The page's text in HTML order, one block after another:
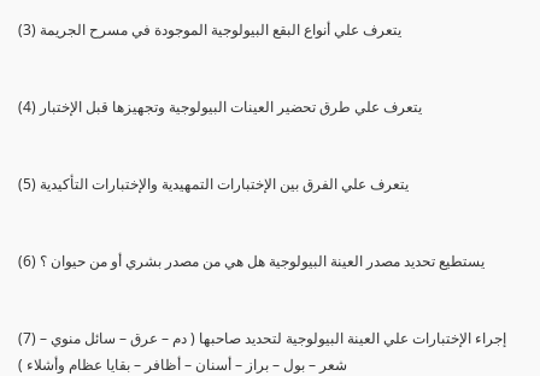
(3) يتعرف علي أنواع البقع البيولوجية الموجودة في مسرح الجريمة
(4) يتعرف علي طرق تحضير العينات البيولوجية وتجهيزها قبل الإختبار
(5) يتعرف علي الفرق بين الإختبارات التمهيدية والإختبارات التأكيدية
(6) يستطيع تحديد مصدر العينة البيولوجية هل هي من مصدر بشري أو من حيوان ؟
(7) إجراء الإختبارات علي العينة البيولوجية لتحديد صاحبها ( دم – عرق – سائل منوي –
شعر – بول – براز – أسنان – أظافر – بقايا عظام وأشلاء )